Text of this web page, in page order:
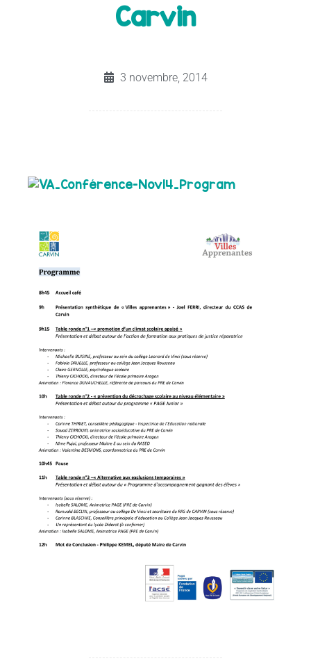
Carvin
3 novembre, 2014